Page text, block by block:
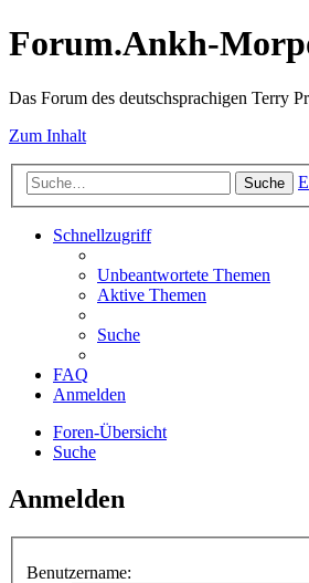
Forum.Ankh-
Das Forum des deutschsprachigen Terry
Zum Inhalt
Suche
Schnellzugriff
Unbeantwortete Themen
Aktive Themen
Suche
FAQ
Anmelden
Foren-Übersicht
Suche
Anmelden
Benutzername: